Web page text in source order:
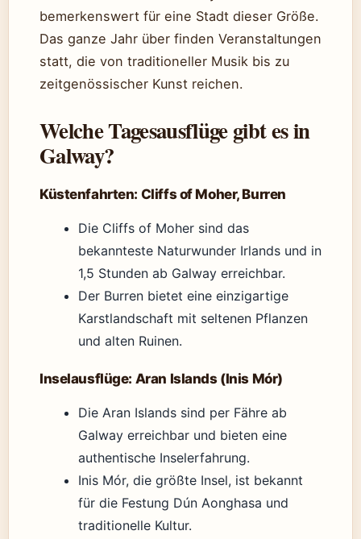
bemerkenswert für eine Stadt dieser Größe.
Das ganze Jahr über finden Veranstaltungen
statt, die von traditioneller Musik bis zu
zeitgenössischer Kunst reichen.
Welche Tagesausflüge gibt es in
Galway?
Küstenfahrten: Cliffs of Moher, Burren
Die Cliffs of Moher sind das
bekannteste Naturwunder Irlands und in
1,5 Stunden ab Galway erreichbar.
Der Burren bietet eine einzigartige
Karstlandschaft mit seltenen Pflanzen
und alten Ruinen.
Inselausflüge: Aran Islands (Inis Mór)
Die Aran Islands sind per Fähre ab
Galway erreichbar und bieten eine
authentische Inselerfahrung.
Inis Mór, die größte Insel, ist bekannt
für die Festung Dún Aonghasa und
traditionelle Kultur.